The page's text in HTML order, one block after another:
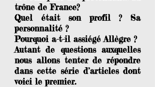
trône de France?
Quel était son profil ? Sa
personnalité ?
Pourquoi a-t-il assiégé Allègre ?
Autant de questions auxquelles
nous allons tenter de répondre
dans cette série d’articles dont
voici le premier.